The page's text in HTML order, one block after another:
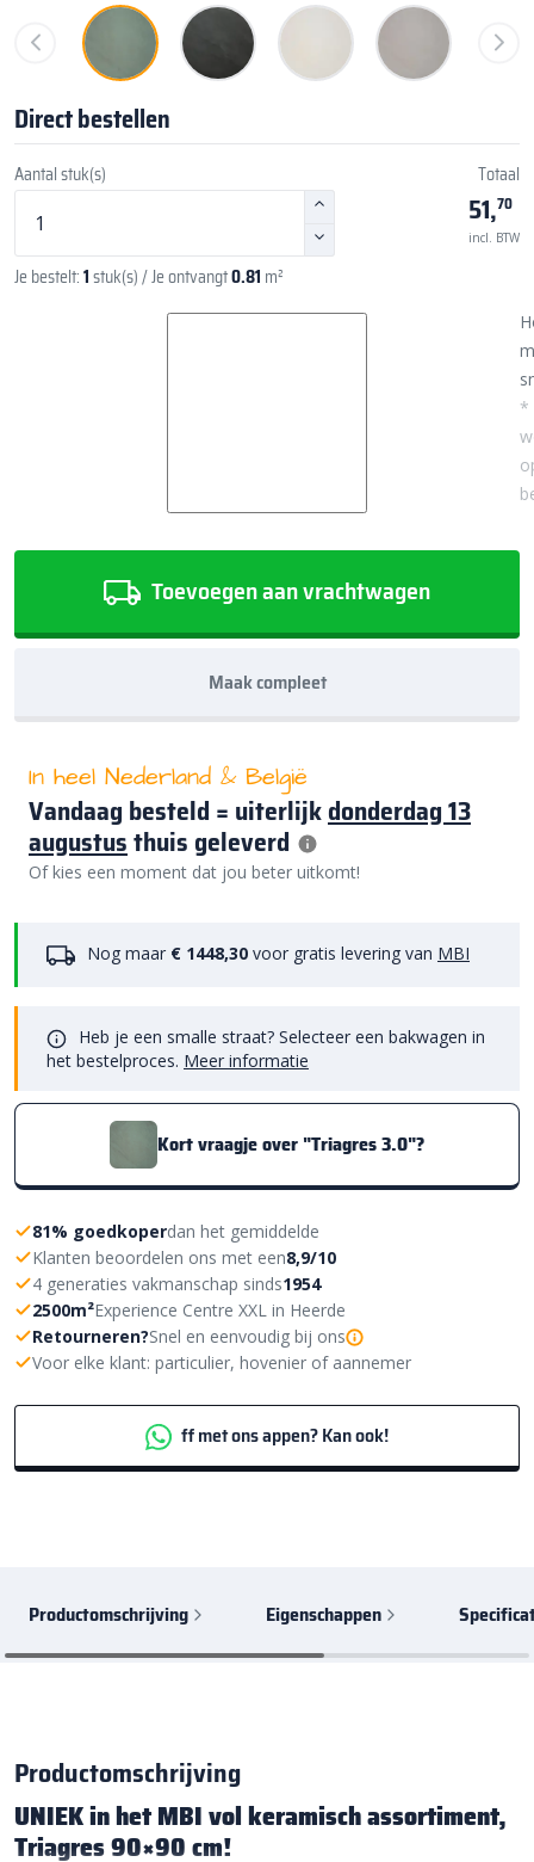
Direct bestellen
Aantal stuk(s)
Je bestelt:1stuk(s)/ Je ontvangt0.81 m²
Totaal
51,70
incl. BTW
*
Toevoegen aan vrachtwagen
Maak compleet
In heel Nederland & België
Vandaag besteld = uiterlijkdonderdag 13
augustusthuis geleverd
Of kies een moment dat jou beter uitkomt!
Nog maar € 1448,30 voor gratis levering van MBI
Heb je een smalle straat? Selecteer een bakwagen in
het bestelproces. Meer informatie
Kort vraagje over "Triagres 3.0"?
81% goedkoperdan het gemiddelde
Klanten beoordelen ons met een8,9/10
4 generaties vakmanschap sinds1954
2500m²Experience Centre XXL in Heerde
Retourneren?Snel en eenvoudig bij ons
Voor elke klant: particulier, hovenier of aannemer
ff met ons appen? Kan ook!
Productomschrijving Eigenschappen
Productomschrijving
UNIEK in het MBI vol keramisch assortiment,
Triagres 90×90 cm!